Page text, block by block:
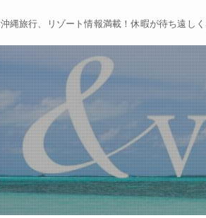
沖縄旅行、リゾート情報満載！休暇が待ち遠し